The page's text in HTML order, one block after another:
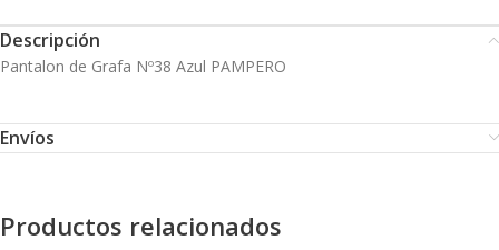
Descripción
Pantalon de Grafa Nº38 Azul PAMPERO
Envíos
Productos relacionados